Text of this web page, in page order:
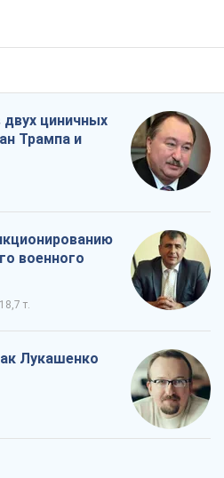
циничных
Трампа и
военного
18,7 т.
Лукашенко